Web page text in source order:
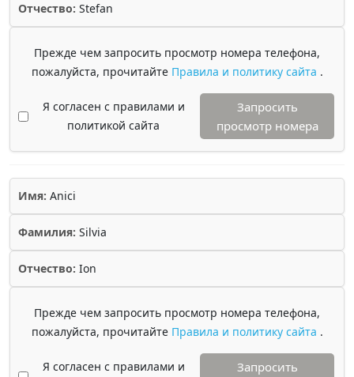
Отчество: Stefan
Прежде чем запросить просмотр номера телефона,
пожалуйста, прочитайте Правила и политику сайта .
Я согласен с правилами и
политикой сайта
Запросить
просмотр номера
Имя: Anici
Фамилия: Silvia
Отчество: Ion
Прежде чем запросить просмотр номера телефона,
пожалуйста, прочитайте Правила и политику сайта .
Я согласен с правилами и
Запросить